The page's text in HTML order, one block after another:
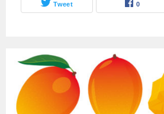
Tweet 0